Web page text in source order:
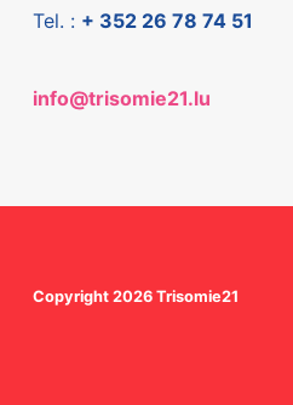
Tel. : + 352 26 78 74 51
info@trisomie21.lu
Copyright 2026 Trisomie21